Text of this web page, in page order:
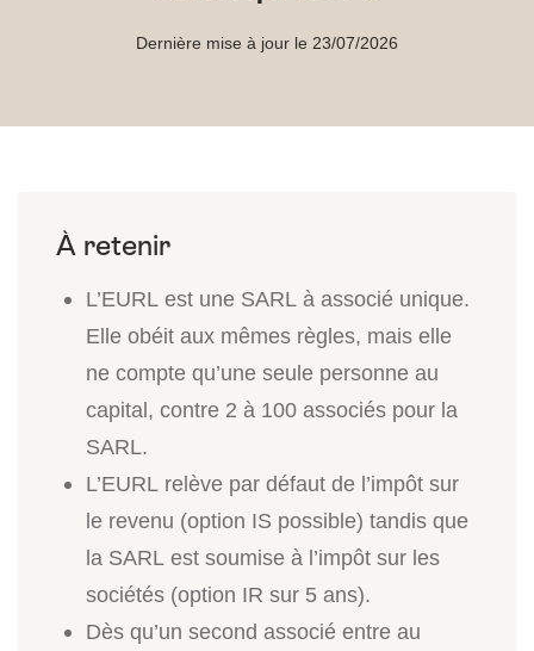
Dernière mise à jour le 23/07/2026
L’EURL est une SARL à associé unique.
Elle obéit aux mêmes règles, mais elle
ne compte qu’une seule personne au
capital, contre 2 à 100 associés pour la
SARL.
L’EURL relève par défaut de l’impôt sur
le revenu (option IS possible) tandis que
la SARL est soumise à l’impôt sur les
sociétés (option IR sur 5 ans).
Dès qu’un second associé entre au